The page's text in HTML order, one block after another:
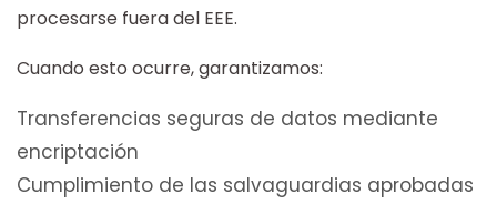
procesarse fuera del EEE.
Cuando esto ocurre, garantizamos:
Transferencias seguras de datos mediante
encriptación
Cumplimiento de las salvaguardias aprobadas